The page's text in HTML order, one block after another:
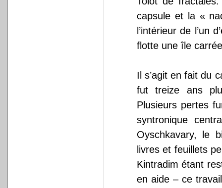
capsule et la «
l’intérieur de l’un
flotte une île
Il s’agit en fait du
fut treize ans
Plusieurs pertes
syntronique
Oyschkavary, le
livres et feuillets
Kintradim étant
en aide – ce